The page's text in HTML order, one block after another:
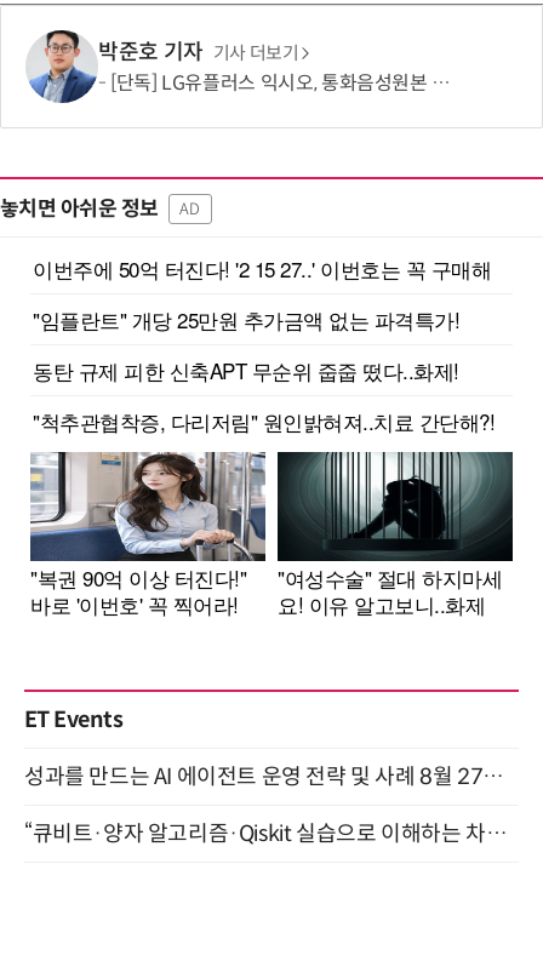
박준호 기자 기사 더보기
[단독] LG유플러스 익시오, 통화음성원본 제한적 수집…보이스피싱 탐지 고도화 활용
놓치면 아쉬운 정보 AD
ET Events
성과를 만드는 AI 에이전트 운영 전략 및 사례 8월 27일 개최
“큐비트·양자 알고리즘·Qiskit 실습으로 이해하는 차세대 컴퓨팅” (8/28)